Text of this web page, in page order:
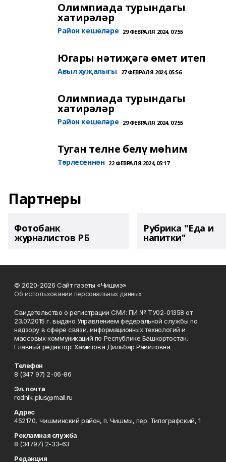
Олимпиада турындагы
хатирәләр
Район кешеләре 29 ФЕВРАЛЯ 2024, 07:55
Югары нәтиҗәгә өмет итеп
Авыл хуҗалыгы 27 ФЕВРАЛЯ 2024, 05:56
Олимпиада турындагы
хатирәләр
Район кешеләре 29 ФЕВРАЛЯ 2024, 07:55
Туган телне белү мөһим
Төрлесеннән 22 ФЕВРАЛЯ 2024, 05:17
Партнеры
Фотобанк
журналистов РБ
Рубрика "Еда и
напитки"
© 2020-2026 Сайт газеты «Чишмэ»
Об использовании персональных данных
Свидетельство о регистрации СМИ: ПИ № ТУ02-01358 от
23.07.2015 г. выдано Управлением федеральной службы по
надзору в сфере связи, информационных технологий и
массовых коммуникаций по Республике Башкортостан.
Главный редактор: Хамитова Дильбар Равиловна
Телефон
8 (347 97) 2-06-86
Эл. почта
rodnik-plus@mail.ru
Адрес
452170, Чишминский район, п. Чишмы, пер. Типографский, 1
Рекламная служба
8 (34797) 2-33-63
Редакция